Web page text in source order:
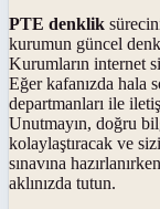
PTE denklik
kurumun güncel
Kurumların internet
Eğer kafanızda hala
departmanları ile
Unutmayın, doğru
kolaylaştıracak ve
sınavına
aklınızda tutun.